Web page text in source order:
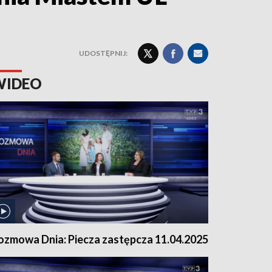
UDOSTĘPNIJ:
Dnia: Piecza zastępcza 11.04.2025